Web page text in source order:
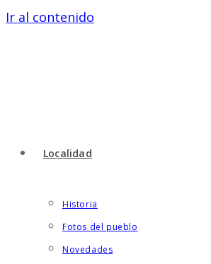
Ir al contenido
Localidad
Historia
Fotos del pueblo
Novedades